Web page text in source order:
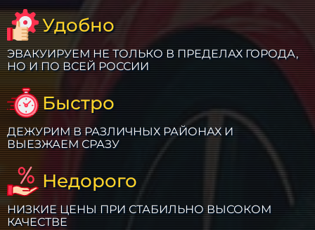
Удобно
ЭВАКУИРУЕМ НЕ ТОЛЬКО В ПРЕДЕЛАХ ГОРОДА,
НО И ПО ВСЕЙ РОССИИ
Быстро
ДЕЖУРИМ В РАЗЛИЧНЫХ РАЙОНАХ И
ВЫЕЗЖАЕМ СРАЗУ
Недорого
НИЗКИЕ ЦЕНЫ ПРИ СТАБИЛЬНО ВЫСОКОМ
КАЧЕСТВЕ